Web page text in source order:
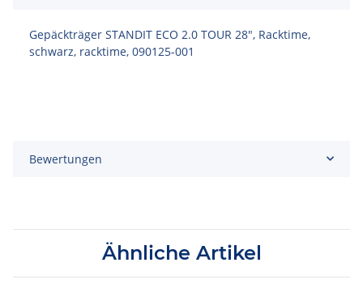
Gepäckträger STANDIT ECO 2.0 TOUR 28", Racktime,
schwarz, racktime, 090125-001
Bewertungen
Ähnliche Artikel